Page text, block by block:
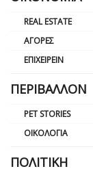
REAL ESTATE
ΑΓΟΡΈΣ
ΕΠΙΧΕΙΡΕΊΝ
ΠΕΡΙΒΆΛΛΟΝ
PET STORIES
ΟΙΚΟΛΟΓΊΑ
ΠΟΛΙΤΙΚΉ